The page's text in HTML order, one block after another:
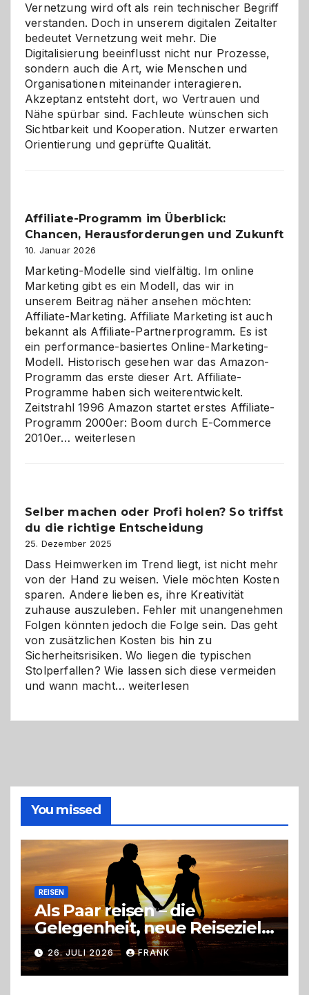
Vernetzung wird oft als rein technischer Begriff
verstanden. Doch in unserem digitalen Zeitalter
bedeutet Vernetzung weit mehr. Die
Digitalisierung beeinflusst nicht nur Prozesse,
sondern auch die Art, wie Menschen und
Organisationen miteinander interagieren.
Akzeptanz entsteht dort, wo Vertrauen und
Nähe spürbar sind. Fachleute wünschen sich
Sichtbarkeit und Kooperation. Nutzer erwarten
Orientierung und geprüfte Qualität.
Affiliate-Programm im Überblick:
Chancen, Herausforderungen und Zukunft
10. Januar 2026
Marketing-Modelle sind vielfältig. Im online
Marketing gibt es ein Modell, das wir in
unserem Beitrag näher ansehen möchten:
Affiliate-Marketing. Affiliate Marketing ist auch
bekannt als Affiliate-Partnerprogramm. Es ist
ein performance-basiertes Online-Marketing-
Modell. Historisch gesehen war das Amazon-
Programm das erste dieser Art. Affiliate-
Programme haben sich weiterentwickelt.
Zeitstrahl 1996 Amazon startet erstes Affiliate-
Programm 2000er: Boom durch E-Commerce
2010er… Affiliate-
Herausforderungen
und
Zukunft
weiterlesen
Selber machen oder Profi holen? So triffst
du die richtige Entscheidung
25. Dezember 2025
Dass Heimwerken im Trend liegt, ist nicht mehr
von der Hand zu weisen. Viele möchten Kosten
sparen. Andere lieben es, ihre Kreativität
zuhause auszuleben. Fehler mit unangenehmen
Folgen könnten jedoch die Folge sein. Das geht
von zusätzlichen Kosten bis hin zu
Sicherheitsrisiken. Wo liegen die typischen
Stolperfallen? Wie lassen sich diese vermeiden
und wann macht…Selber
richtige
Entscheidung
weiterlesen
You missed
REISEN
Als Paar reisen – die
Gelegenheit, neue Reiseziele
zu entdecken
26. JULI 2026 FRANK